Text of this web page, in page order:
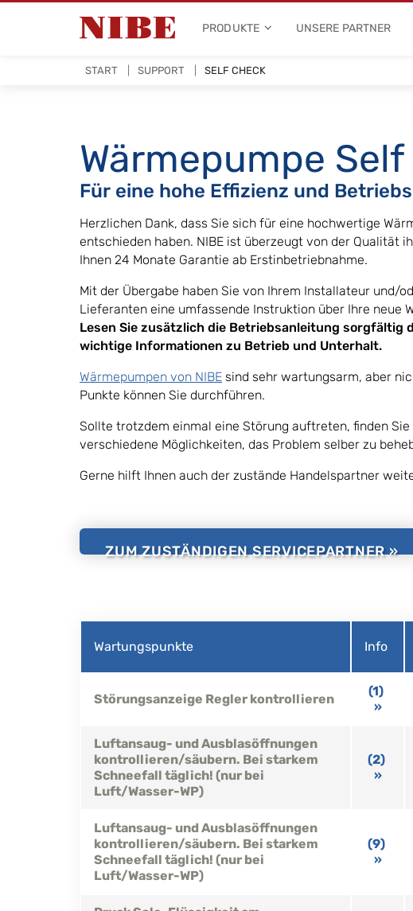
PRODUKTE UNSERE PARTNER
START SUPPORT SELF CHECK
Wärmepumpe
Für eine hohe Effizienz und
Herzlichen Dank, dass Sie sich für eine hochwertige
entschieden haben. NIBE ist überzeugt von der Qualität
Ihnen 24 Monate Garantie ab Erstinbetriebnahme.
Mit der Übergabe haben Sie von Ihrem Installateur und/
Lieferanten eine umfassende Instruktion über Ihre neue
Lesen Sie zusätzlich die Betriebsanleitung sorgfältig
wichtige Informationen zu Betrieb und Unterhalt.
Wärmepumpen von NIBE sind sehr wartungsarm, aber
Punkte können Sie durchführen.
Sollte trotzdem einmal eine Störung auftreten, finden
verschiedene Möglichkeiten, das Problem selber zu
Gerne hilft Ihnen auch der zustände Handelspartner
ZUM ZUSTÄNDIGEN SERVICEPARTNER »
Wartungspunkte Info
Störungsanzeige Regler kontrollieren
(1)
Luftansaug- und Ausblasöffnungen
kontrollieren/säubern. Bei starkem
Schneefall täglich! (nur bei
Luft/Wasser-WP)
(2)
Luftansaug- und Ausblasöffnungen
kontrollieren/säubern. Bei starkem
Schneefall täglich! (nur bei
Luft/Wasser-WP)
(9)